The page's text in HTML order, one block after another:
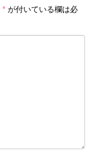
* が付いている欄は必